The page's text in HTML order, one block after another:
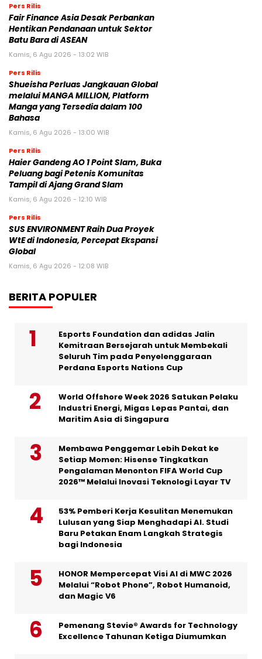
Pers Rilis
Fair Finance Asia Desak Perbankan
Hentikan Pendanaan untuk Sektor
Batu Bara di ASEAN
Kamis, 6 Agu 2026 - 13:02 WIB
Pers Rilis
Shueisha Perluas Jangkauan Global
melalui MANGA MILLION, Platform
Manga yang Tersedia dalam 100
Bahasa
Kamis, 6 Agu 2026 - 13:00 WIB
Pers Rilis
Haier Gandeng AO 1 Point Slam, Buka
Peluang bagi Petenis Komunitas
Tampil di Ajang Grand Slam
Kamis, 6 Agu 2026 - 12:10 WIB
Pers Rilis
SUS ENVIRONMENT Raih Dua Proyek
WtE di Indonesia, Percepat Ekspansi
Global
Kamis, 6 Agu 2026 - 12:08 WIB
BERITA POPULER
Esports Foundation dan adidas Jalin
Kemitraan Bersejarah untuk Membekali
Seluruh Tim pada Penyelenggaraan
Perdana Esports Nations Cup
World Offshore Week 2026 Satukan Pelaku
Industri Energi, Migas Lepas Pantai, dan
Maritim Asia di Singapura
Membawa Penggemar Lebih Dekat ke
Setiap Momen: Hisense Tingkatkan
Pengalaman Menonton FIFA World Cup
2026™ Melalui Inovasi Teknologi Layar TV
53% Pemberi Kerja Kesulitan Menemukan
Lulusan yang Siap Menghadapi AI. Studi
Baru Petakan Enam Langkah Strategis
bagi Indonesia
HONOR Mempercepat Visi AI di MWC 2026
Melalui “Robot Phone”, Robot Humanoid,
dan Magic V6
Pemenang Stevie® Awards for Technology
Excellence Tahunan Ketiga Diumumkan